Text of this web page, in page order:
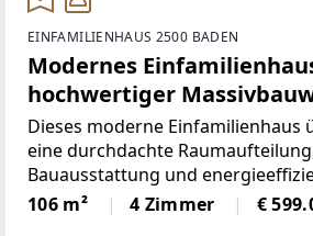
EINFAMILIENHAUS 2500 BADEN
Modernes
hochwertiger
Garten und Carport
Dieses moderne Einfamilienhaus
eine durchdachte
Bauausstattung und
Auf einer Wohnfläche von ca. 106 m²
Schlafzimmern bietet die
106 m² 4 Zimmer €